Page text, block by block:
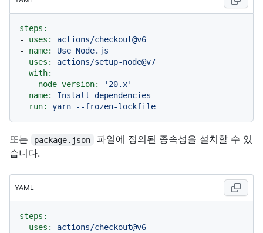
steps:
-
uses:
actions/checkout@v6
-
name: Use Node.js
uses:
actions/setup-node@v7
with:
node-version:
'20.x'
-
name: Install dependencies
run:
yarn --frozen-lockfile
또는 package.json
파일에 정의된 종속성을 설치할 수 있
습니다.
YAML
steps:
-
uses:
actions/checkout@v6